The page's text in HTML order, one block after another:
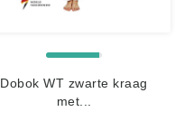
Dobok WT zwarte kraag
met...